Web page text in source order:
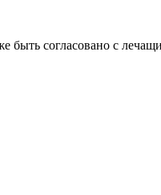
быть согласовано с